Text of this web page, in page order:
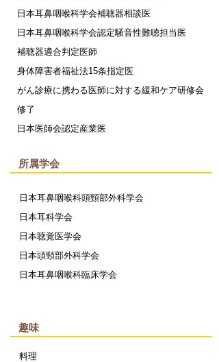
日本耳鼻咽喉科学会補聴器相談医
日本耳鼻咽喉科学会認定騒音性難聴担当医
補聴器適合判定医師
身体障害者福祉法15条指定医
がん診療に携わる医師に対する緩和ケア研修会
修了
日本医師会認定産業医
所属学会
日本耳鼻咽喉科頭頸部外科学会
日本耳科学会
日本聴覚医学会
日本頭頸部外科学会
日本耳鼻咽喉科臨床学会
趣味
料理